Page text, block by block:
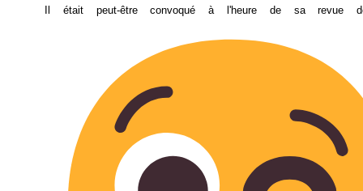
Il était peut-être convoqué à l'heure de sa revue